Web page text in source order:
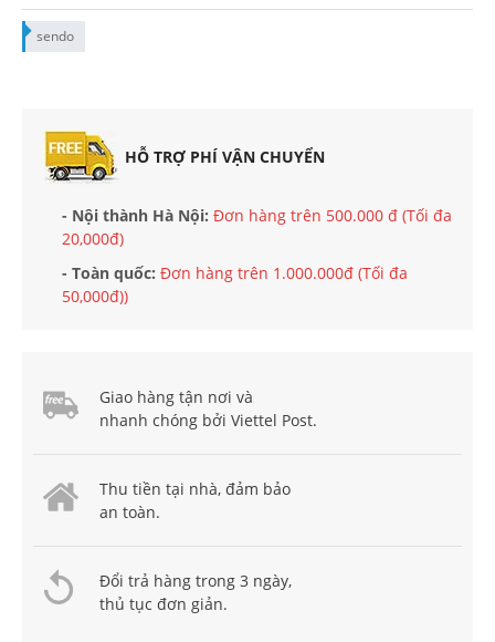
sendo
HỖ TRỢ PHÍ VẬN CHUYỂN
- Nội thành Hà Nội: Đơn hàng trên 500.000 đ (Tối đa
20,000đ)
- Toàn quốc: Đơn hàng trên 1.000.000đ (Tối đa
50,000đ))
Giao hàng tận nơi và
nhanh chóng bởi Viettel Post.
Thu tiền tại nhà, đảm bảo
an toàn.
Đổi trả hàng trong 3 ngày,
thủ tục đơn giản.